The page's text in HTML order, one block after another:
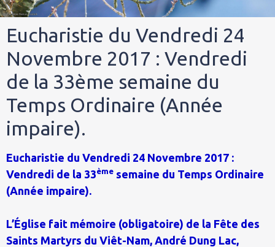
Eucharistie du Vendredi 24
Novembre 2017 : Vendredi
de la 33ème semaine du
Temps Ordinaire (Année
impaire).
Eucharistie du Vendredi 24 Novembre 2017 :
Vendredi de la 33ème semaine du Temps Ordinaire
(Année impaire).
L’Église fait mémoire (obligatoire) de la Fête des
Saints Martyrs du Viêt-Nam, André Dung Lac,